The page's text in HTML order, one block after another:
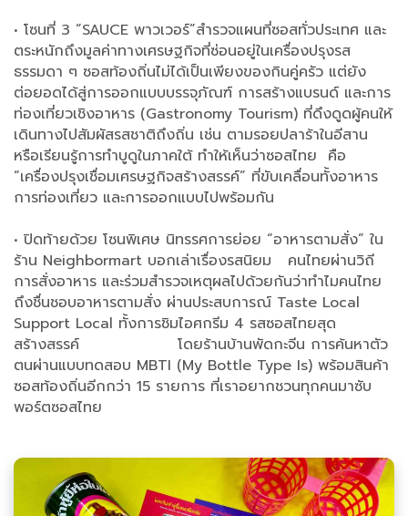
• โซนที่ 3 “SAUCE พาวเวอร์”สำรวจแผนที่ซอสทั่วประเทศ และ
ตระหนักถึงมูลค่าทางเศรษฐกิจที่ซ่อนอยู่ในเครื่องปรุงรส
ธรรมดา ๆ ซอสท้องถิ่นไม่ได้เป็นเพียงของกินคู่ครัว แต่ยัง
ต่อยอดได้สู่การออกแบบบรรจุภัณฑ์ การสร้างแบรนด์ และการ
ท่องเที่ยวเชิงอาหาร (Gastronomy Tourism) ที่ดึงดูดผู้คนให้
เดินทางไปสัมผัสรสชาติถึงถิ่น เช่น ตามรอยปลาร้าในอีสาน
หรือเรียนรู้การทำบูดูในภาคใต้ ทำให้เห็นว่าซอสไทย คือ
“เครื่องปรุงเชื่อมเศรษฐกิจสร้างสรรค์” ที่ขับเคลื่อนทั้งอาหาร
การท่องเที่ยว และการออกแบบไปพร้อมกัน
• ปิดท้ายด้วย โซนพิเศษ นิทรรศการย่อย “อาหารตามสั่ง” ใน
ร้าน Neighbormart บอกเล่าเรื่องรสนิยม คนไทยผ่านวิถี
การสั่งอาหาร และร่วมสำรวจเหตุผลไปด้วยกันว่าทำไมคนไทย
ถึงชื่นชอบอาหารตามสั่ง ผ่านประสบการณ์ Taste Local
Support Local ทั้งการชิมไอศกรีม 4 รสซอสไทยสุด
สร้างสรรค์ โดยร้านบ้านพัดกะจีน การค้นหาตัว
ตนผ่านแบบทดสอบ MBTI (My Bottle Type Is) พร้อมสินค้า
ซอสท้องถิ่นอีกกว่า 15 รายการ ที่เราอยากชวนทุกคนมาซับ
พอร์ตซอสไทย